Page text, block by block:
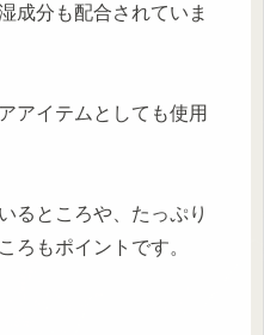
成分も配合されていま
アイテムとしても使用
るところや、たっぷり
ろもポイントです。